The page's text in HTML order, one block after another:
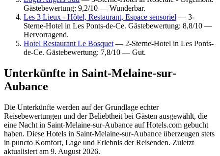
Gästebewertung: 9,2/10 — Wunderbar.
Les 3 Lieux - Hôtel, Restaurant, Espace sensoriel — 3-
Sterne-Hotel in Les Ponts-de-Ce. Gästebewertung: 8,8/10 —
Hervorragend.
Hotel Restaurant Le Bosquet — 2-Sterne-Hotel in Les Ponts-
de-Ce. Gästebewertung: 7,8/10 — Gut.
Unterkünfte in Saint-Melaine-sur-
Aubance
Die Unterkünfte werden auf der Grundlage echter
Reisebewertungen und der Beliebtheit bei Gästen ausgewählt, die
eine Nacht in Saint-Melaine-sur-Aubance auf Hotels.com gebucht
haben. Diese Hotels in Saint-Melaine-sur-Aubance überzeugen stets
in puncto Komfort, Lage und Erlebnis der Reisenden. Zuletzt
aktualisiert am 9. August 2026.